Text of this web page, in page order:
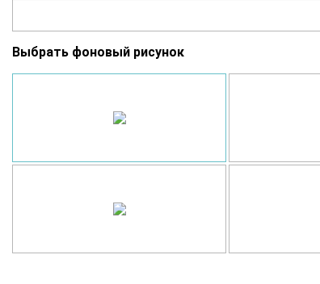
Выбрать фоновый рисунок